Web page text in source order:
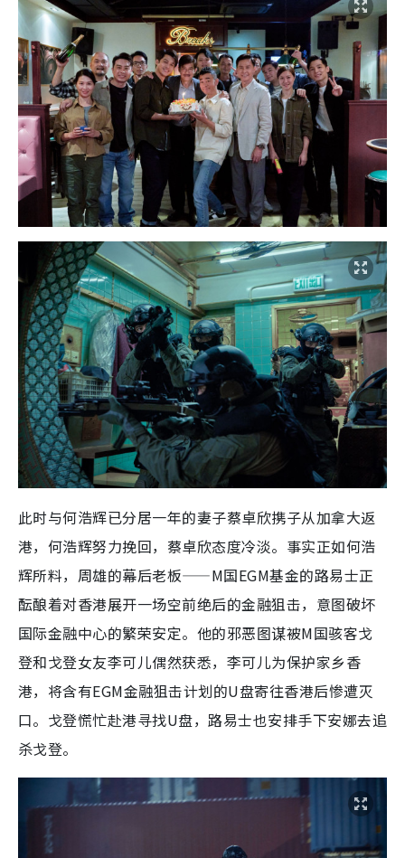
此时与何浩辉已分居一年的妻子蔡卓欣携子从加拿大返
港，何浩辉努力挽回，蔡卓欣态度冷淡。事实正如何浩
辉所料，周雄的幕后老板——M国EGM基金的路易士正
酝酿着对香港展开一场空前绝后的金融狙击，意图破坏
国际金融中心的繁荣安定。他的邪恶图谋被M国骇客戈
登和戈登女友李可儿偶然获悉，李可儿为保护家乡香
港，将含有EGM金融狙击计划的U盘寄往香港后惨遭灭
口。戈登慌忙赴港寻找U盘，路易士也安排手下安娜去追
杀戈登。